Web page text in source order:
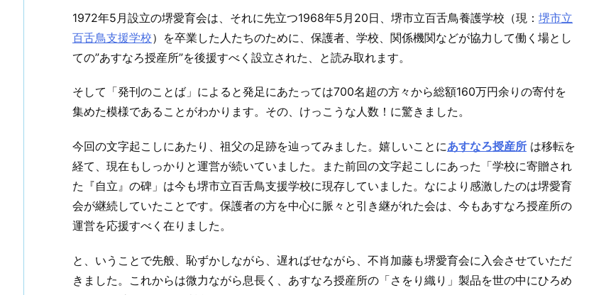
1972年5月設立の堺愛育会は、それに先立つ1968年5月20日、堺市立百舌鳥養護学校（現： 堺市立
百舌鳥支援学校）を卒業した人たちのために、保護者、学校、関係機関などが協力して働く場とし
ての”あすなろ授産所”を後援すべく設立された、と読み取れます。
そして「発刊のことば」によると発足にあたっては700名超の方々から総額160万円余りの寄付を
集めた模様であることがわかります。その、けっこうな人数！に驚きました。
今回の文字起こしにあたり、祖父の足跡を辿ってみました。嬉しいことにあすなろ授産所 は移転を
経て、現在もしっかりと運営が続いていました。また前回の文字起こしにあった「学校に寄贈され
た『自立』の碑」は今も堺市立百舌鳥支援学校に現存していました。なにより感激したのは堺愛育
会が継続していたことです。保護者の方を中心に脈々と引き継がれた会は、今もあすなろ授産所の
運営を応援すべく在りました。
と、いうことで先般、恥ずかしながら、遅ればせながら、不肖加藤も堺愛育会に入会させていただ
きました。これからは微力ながら息長く、あすなろ授産所の「さをり織り」製品を世の中にひろめ